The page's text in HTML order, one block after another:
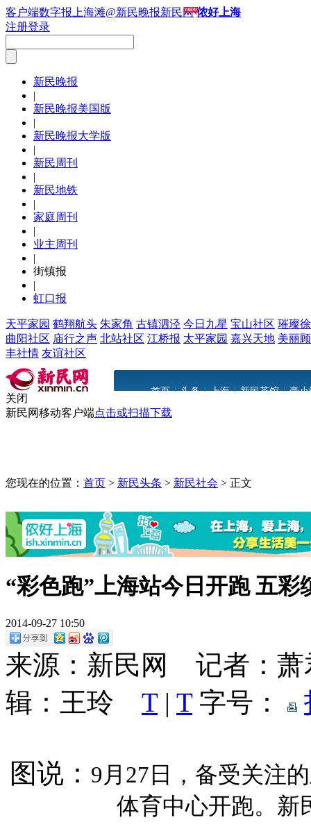
客户端数字报 上海滩@新民晚报新民网 侬好上海
注册登录
新民晚报
|
新民晚报美国版
|
新民晚报大学版
|
新民周刊
|
新民地铁
|
家庭周刊
|
业主周刊
|
街镇报
|
虹口报
天平家园 鹤翔航头 朱家角 古镇泗泾 今日九星 宝山社区 璀璨
曲阳社区 庙行之声 北站社区 江桥报 太平家园 嘉兴天地 美丽
丰社情 友谊社区
首页 | 头条 | 上海 | 新民茶馆 | 豪小
关闭
新民网移动客户端点击或扫描下载
您现在的位置： 首页 > 新民头条 > 新民社会 > 正文
“彩色跑”上海站今日开跑 五彩
2014-09-27 10:50
来源：新民网 记者：
辑：王玲 T | T 字号：
图说： 9月27日，备受关注
体育中心开跑。新